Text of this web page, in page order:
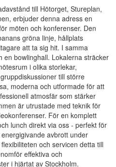
till Hötorget, Stureplan,
erbjuder denna adress en
möten och konferenser. Den
gröna linje, hållplats
att ta sig hit. I samma
en bowlinghall. Lokalerna sträcker
i olika storlekar,
till större
moderna och utformade för att
atmosfär som stärker
är utrustade med teknik för
För en komplett
lunch direkt via oss - perfekt för
avbrott under
och servicen detta till
effektiva och
i hjärtat av Stockholm.